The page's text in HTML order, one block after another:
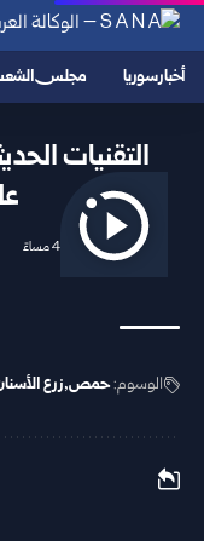
أخبار سوريا مجلس
التقنيات
2026/05/07 4:46 مساءً
الوسوم:حمص زرع